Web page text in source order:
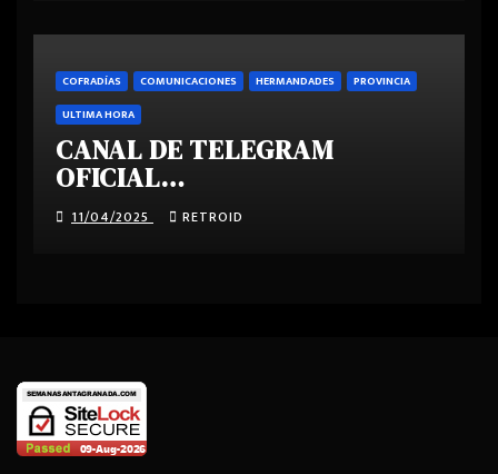
COFRADÍAS COMUNICACIONES HERMANDADES
PROVINCIA
ULTIMA HORA
CANAL DE TELEGRAM
OFICIAL
SEMANASANTAGRANADA.COM
11/04/2025 RETROID